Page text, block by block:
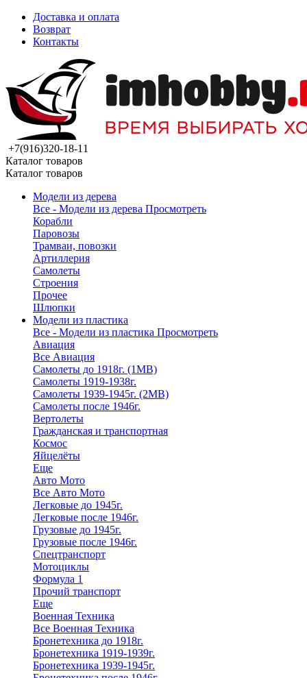
Доставка и оплата
Возврат
Контакты
+7(916)320-18-11
Каталог товаров
Каталог товаров
Модели из дерева
Все - Модели из дерева Просмотреть
Корабли
Паровозы
Трамваи, повозки
Артиллерия
Самолеты
Строения
Прочее
Шлюпки
Модели из пластика
Все - Модели из пластика Просмотреть
Авиация
Все Авиация
Самолеты до 1918г. (1МВ)
Самолеты 1919-1938г.
Самолеты 1939-1945г. (2МВ)
Самолеты после 1946г.
Вертолеты
Гражданская и транспортная
Космос
Яйцелёты
Еще
Авто Мото
Все Авто Мото
Легковые до 1945г.
Легковые после 1946г.
Грузовые до 1945г.
Грузовые после 1946г.
Спецтранспорт
Мотоциклы
Формула 1
Прочий транспорт
Еще
Военная Техника
Все Военная Техника
Бронетехника до 1918г.
Бронетехника 1919-1939г.
Бронетехника 1939-1945г.